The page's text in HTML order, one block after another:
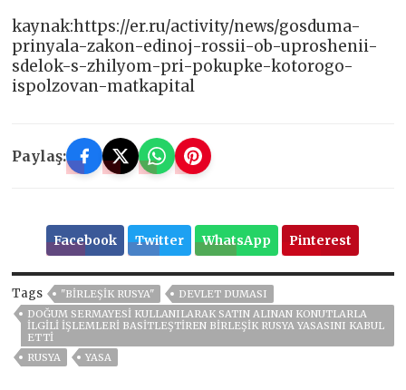
kaynak:https://er.ru/activity/news/gosduma-
prinyala-zakon-edinoj-rossii-ob-uproshenii-
sdelok-s-zhilyom-pri-pokupke-kotorogo-
ispolzovan-matkapital
Paylaş:
Facebook Twitter WhatsApp Pinterest
Tags "BIRLEŞIK RUSYA"
DEVLET DUMASI
DOĞUM SERMAYESI KULLANILARAK SATIN ALINAN KONUTLARLA
ILGILI IŞLEMLERI BASITLEŞTIREN BIRLEŞIK RUSYA YASASINI KABUL
ETTI
RUSYA
YASA